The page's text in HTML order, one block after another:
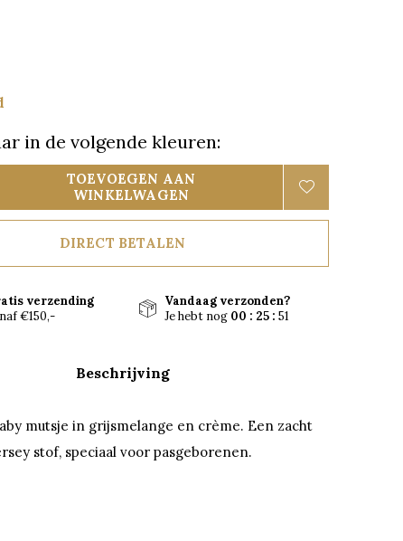
in de volgende kleuren:
TOEVOEGEN AAN
WINKELWAGEN
DIRECT BETALEN
verzending
€150,-
Vandaag verzonden?
Je hebt nog 00 : 25 : 50
Beschrijving
mutsje in grijsmelange en crème. Een zacht
stof, speciaal voor pasgeborenen.